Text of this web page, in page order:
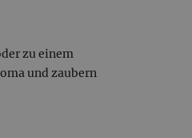
zu einem
und zaubern